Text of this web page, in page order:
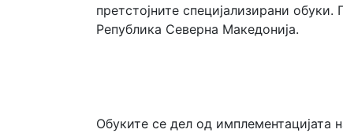
претстојните специјализирани
Република Северна Македонија.
Обуките се дел од имплементацијата